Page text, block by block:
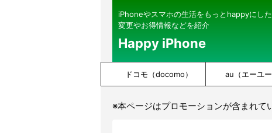
iPhoneやスマホの生活をもっとhappyにし
変更やお得情報などを紹介
Happy iPhone
ドコモ（docomo） au（エーユー
※本ページはプロモーションが含まれて